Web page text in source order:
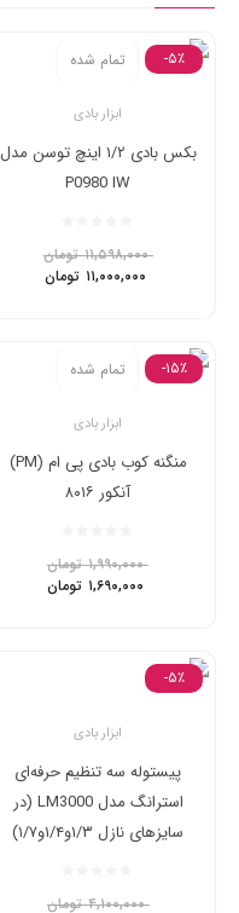
تمام شده
ابزار بادی
بکس بادی ۱/۲ اینچ توسن مدل
P0980 IW
تومان
۱۱,۵۹۸,۰۰۰
تومان
-۵٪
تمام شده
ابزار بادی
منگنه کوب بادی پی ام (PM)
آنکور ۸۰۱۶
تومان
۱,۹۹۰,۰۰۰
تومان
-۱۵٪
ابزار بادی
پیستوله سه تنظیم حرفه‌ای
استرانگ مدل LM3000 (در
سایزهای نازل ۱/۳و۱/۴و۱/۷)
تومان
۴,۱۰۰,۰۰۰
-۵٪